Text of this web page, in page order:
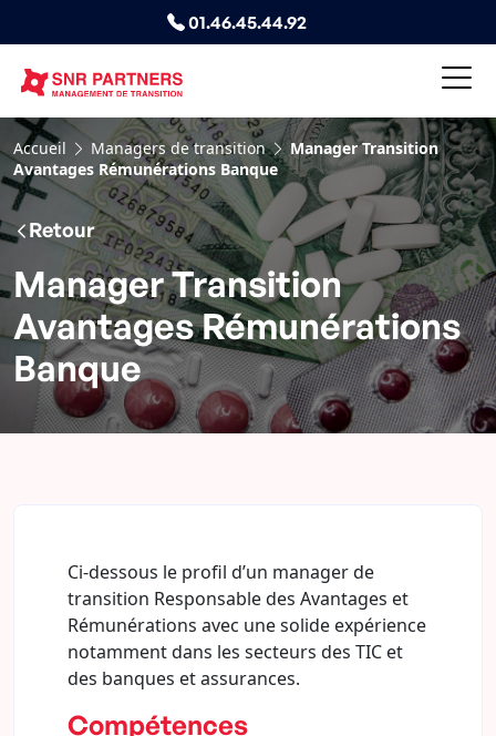
01.46.45.44.92
Accueil Managers de transition
Manager Transition
Avantages Rémunérations Banque
Retour
Manager Transition
Avantages Rémunérations
Banque
Ci-dessous le profil d’un manager de
transition Responsable des Avantages et
Rémunérations avec une solide expérience
notamment dans les secteurs des TIC et
des banques et assurances.
Compétences